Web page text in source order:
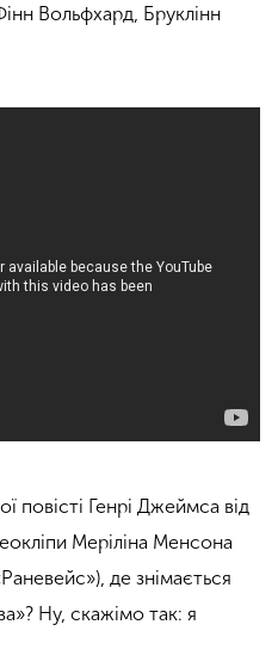
Вольфхард, Бруклінн
повісті Генрі Джеймса від
Меріліна Менсона
де знімається
Ну, скажімо так: я